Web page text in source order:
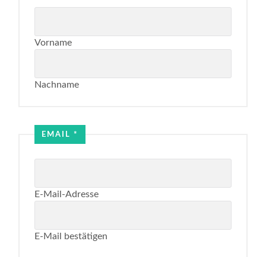
Vorname
Nachname
Name
EMAIL*
E-Mail-Adresse
E-Mail bestätigen